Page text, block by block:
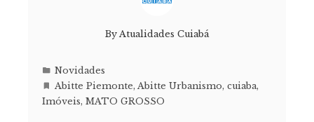
By Atualidades Cuiabá
Novidades
Abitte Piemonte, Abitte Urbanismo, cuiaba,
Imóveis, MATO GROSSO